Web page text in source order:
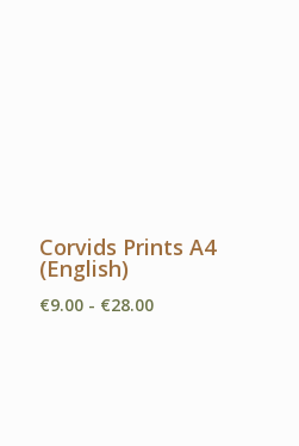
Corvids Prints A4
(English)
€9.00 - €28.00Rango